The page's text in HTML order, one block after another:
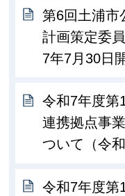
第6回土浦市
計画策定委
7年7月30日
令和7年度第
連携拠点事
ついて（令
令和7年度第